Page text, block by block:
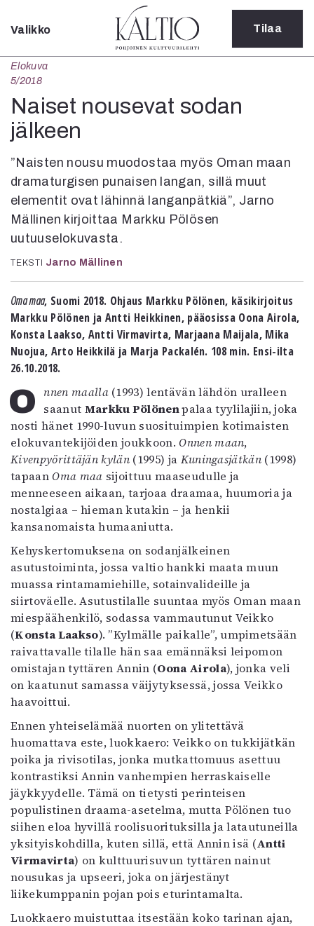
Sulje
Verkkoartikkeli
Teatteri
Sarjakuva
Sámegillii
Pääkirjoitus
Paperilehdestä
Levyt
Kuvataide
Kirjat
In English
Esitystaide
Lehdet
4/2026
2–3/2026
1/2026
6/2025
5/2025 saame
5/2025
Lehtiarkisto
Info
Tilaus ja irtonumerot
Yhteistyössä
Toimitus
Mediatiedot
Kaltio ry
Valikko Tilaa
Elokuva
5/2018
Naiset nousevat sodan
jälkeen
”Naisten nousu muodostaa myös Oman maan
dramaturgisen punaisen langan, sillä muut
elementit ovat lähinnä langanpätkiä”, Jarno
Mällinen kirjoittaa Markku Pölösen
uutuuselokuvasta.
TEKSTI Jarno Mällinen
Oma maa, Suomi 2018. Ohjaus Markku Pölönen, käsikirjoitus
Markku Pölönen ja Antti Heikkinen, pääosissa Oona Airola,
Konsta Laakso, Antti Virmavirta, Marjaana Maijala, Mika
Nuojua, Arto Heikkilä ja Marja Packalén. 108 min. Ensi-ilta
26.10.2018.
O nnen maalla (1993) lentävän lähdön uralleen
saanut Markku Pölönenpalaa tyylilajiin, joka
nosti hänet 1990-luvun suosituimpien kotimaisten
elokuvantekijöiden joukkoon. Onnen maan,
Kivenpyörittäjän kylän (1995) ja Kuningasjätkän (1998)
tapaan Oma maa sijoittuu maaseudulle ja
menneeseen aikaan, tarjoaa draamaa, huumoria ja
nostalgiaa – hieman kutakin – ja henkii
kansanomaista humaaniutta.
Kehyskertomuksena on sodanjälkeinen
asutustoiminta, jossa valtio hankki maata muun
muassa rintamamiehille, sotainvalideille ja
siirtoväelle. Asutustilalle suuntaa myös Oman maan
miespäähenkilö, sodassa vammautunut Veikko
(Konsta Laakso). ”Kylmälle paikalle”, umpimetsään
raivattavalle tilalle hän saa emännäksi leipomon
omistajan tyttären Annin (Oona Airola), jonka veli
on kaatunut samassa väijytyksessä, jossa Veikko
haavoittui.
Ennen yhteiselämää nuorten on ylitettävä
huomattava este, luokkaero: Veikko on tukkijätkän
poika ja rivisotilas, jonka mutkattomuus asettuu
kontrastiksi Annin vanhempien herraskaiselle
jäykkyydelle. Tämä on tietysti perinteisen
populistinen draama-asetelma, mutta Pölönen tuo
siihen eloa hyvillä roolisuorituksilla ja latautuneilla
yksityiskohdilla, kuten sillä, että Annin isä (Antti
Virmavirta) on kulttuurisuvun tyttären nainut
nousukas ja upseeri, joka on järjestänyt
liikekumppanin pojan pois eturintamalta.
Luokkaero muistuttaa itsestään koko tarinan ajan,